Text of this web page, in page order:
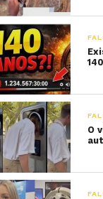
O